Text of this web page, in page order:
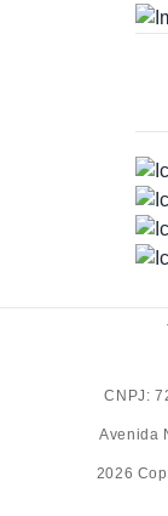
CNPJ:
Avenida
2026